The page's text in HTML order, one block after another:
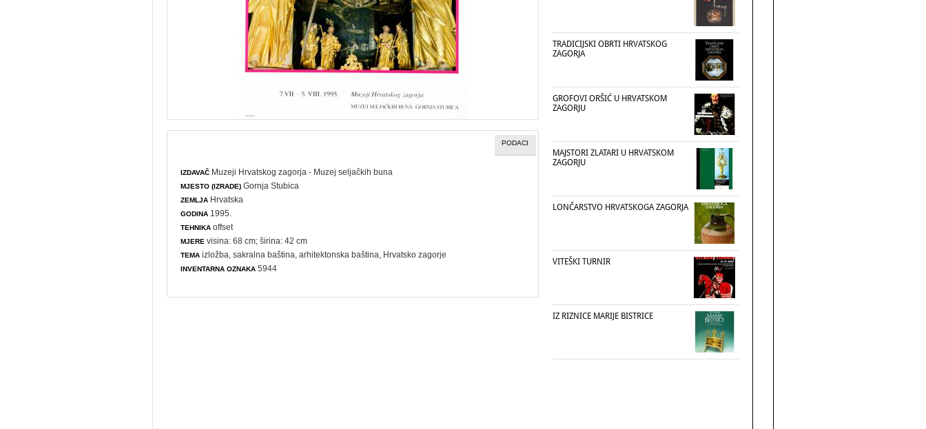
PODACI
IZDAVAČ Muzeji Hrvatskog zagorja - Muzej seljačkih buna
MJESTO (IZRADE) Gornja Stubica
ZEMLJA Hrvatska
GODINA 1995.
TEHNIKA offset
MJERE visina: 68 cm; širina: 42 cm
TEMA izložba ,sakralna baština ,arhitektonska baština , Hrvatsko zagorje
INVENTARNA OZNAKA 5944
TRADICIJSKI OBRTI HRVATSKOG
ZAGORJA
GROFOVI ORŠIĆ U HRVATSKOM
ZAGORJU
MAJSTORI ZLATARI U HRVATSKOM
ZAGORJU
LONČARSTVO HRVATSKOGA ZAGORJA
VITEŠKI TURNIR
IZ RIZNICE MARIJE BISTRICE